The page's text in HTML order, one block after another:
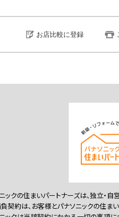
お店比較に登録
ックの住まいパートナーズは、独立・自
契約は、お客様とパナソニックの住ま